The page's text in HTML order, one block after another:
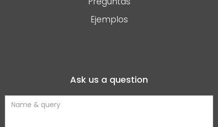
Ejemplos
Ask us a question